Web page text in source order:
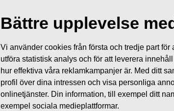
Bättre upplevelse
Vi använder cookies från första och tredje part
utföra statistisk analys och för att leverera
hur effektiva våra reklamkampanjer är. Med ditt
profil över dina intressen och visa personliga
onlinetjänster. Din information, till exempel ditt
exempel sociala medieplattformar.